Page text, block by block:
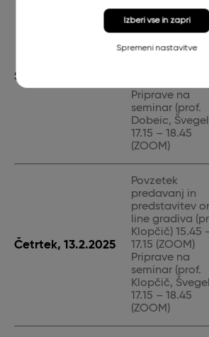
Sreda, 12.2.2025
Povzetek
predavanj in
predstavitev
online gradiva
Priprave na
seminar (prof.
Dobeic,
17.15 – 18.45
(ZOOM)
Četrtek, 13.2.2025
Povzetek
predavanj in
predstavitev
line gradiva
Klopčič) 15.45
17.15 (ZOOM)
Priprave na
seminar (prof.
Klopčič,
17.15 – 18.45
(ZOOM)
Spremeni nastavitve
Izberi vse in zapri